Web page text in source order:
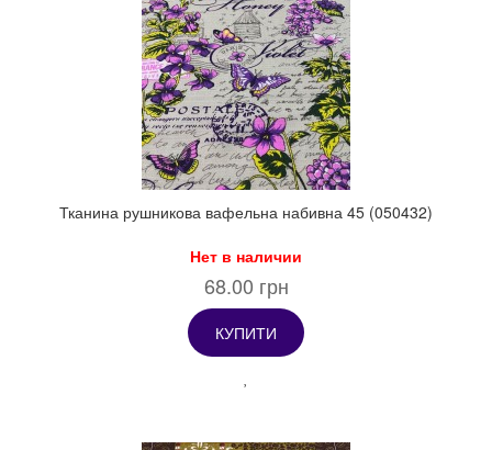
Тканина рушникова вафельна набивна 45 (050432)
Нет в наличии
68.00 грн
КУПИТИ